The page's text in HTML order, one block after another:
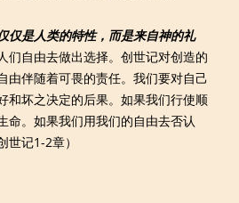
仅是人类的特性，而是来自神的礼
们自由去做出选择。创世记对创造的
由伴随着可畏的责任。我们要对自己
和坏之决定的后果。如果我们行使顺
命。如果我们用我们的自由去否认
记1-2章）